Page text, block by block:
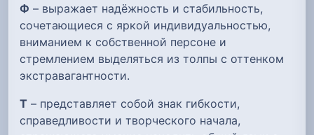
Ф – выражает надёжность и стабильность,
сочетающиеся с яркой индивидуальностью,
вниманием к собственной персоне и
стремлением выделяться из толпы с оттенком
экстравагантности.
Т – представляет собой знак гибкости,
справедливости и творческого начала,